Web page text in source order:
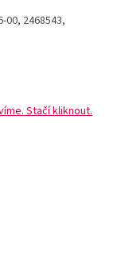
00, 2468543,
Stačí kliknout.